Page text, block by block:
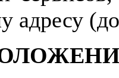
адресу